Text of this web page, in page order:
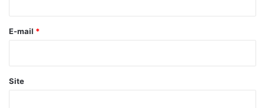
*
E-mail *
Site